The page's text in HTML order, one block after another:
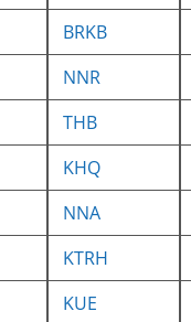
BRKB
NNR
THB
KHQ
NNA
KTRH
KUE